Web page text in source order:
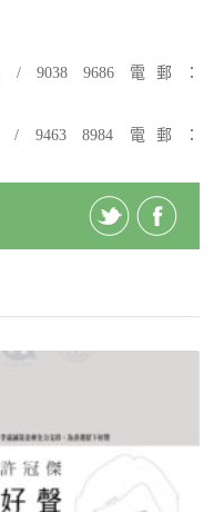
/ 9038 9686 電郵：
/ 9463 8984 電郵：